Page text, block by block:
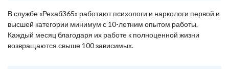
В службе «Рехаб365» работают психологи и наркологи первой и
высшей категории минимум с 10-летним опытом работы.
Каждый месяц благодаря их работе к полноценной жизни
возвращаются свыше 100 зависимых.